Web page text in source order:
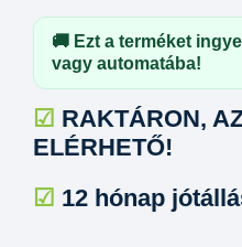
🚚 Ezt a terméket
vagy automatába!
☑ RAKTÁRON,
ELÉRHETŐ!
☑ 12 hónap